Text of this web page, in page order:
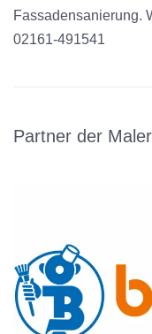
Fassadensanierung.
02161-491541
Partner der